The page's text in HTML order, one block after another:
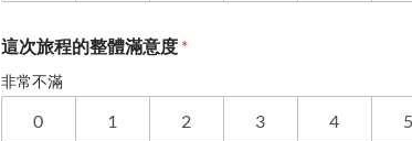
這次旅程的整體滿意度 *
非常不滿
0 1 2 3 4 5